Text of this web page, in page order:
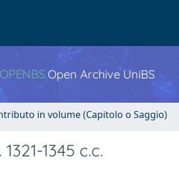
OPENBS Open Archive UniBS
in volume (Capitolo o Saggio)
1345 c.c.